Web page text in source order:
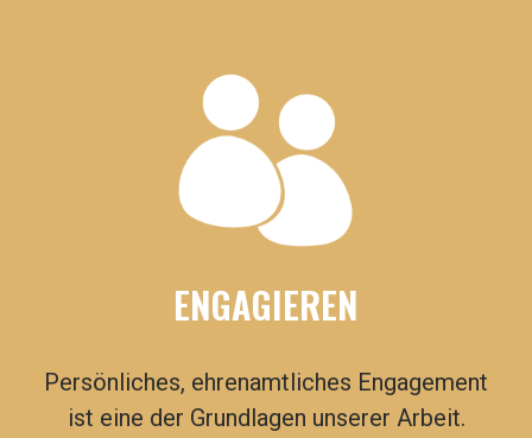
ENGAGIEREN
Persönliches, ehrenamtliches Engagement
ist eine der Grundlagen unserer Arbeit.